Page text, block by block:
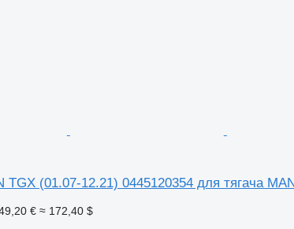
TGX (01.07-12.21) 0445120354 для тягача
€ ≈ 172,40 $